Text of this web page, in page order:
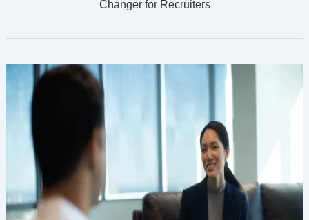
Changer for Recruiters